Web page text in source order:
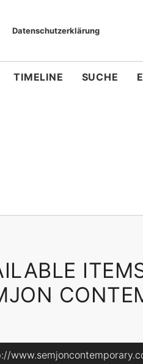
Datenschutzerklärung
TIMELINE SUCHE